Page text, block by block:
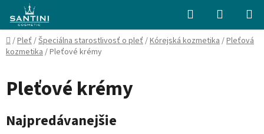
Prejsť
obsah
Hľadať
KOŠÍK
Domov
/Pleť/Špeciálna starostlivosť o pleť/Kórejská kozmetika/Pleťová
kozmetika/Pleťové krémy
Pleťové krémy
Najpredávanejšie